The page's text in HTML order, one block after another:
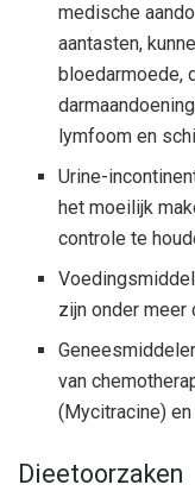
medische
aantasten,
bloedarmoede,
lymfoom en
Urine-
het moeilijk
controle te
zijn onder meer
van
(Mycitracine)
Dieetoorzaken